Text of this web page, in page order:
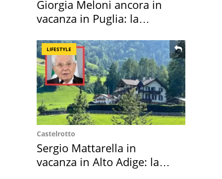
Giorgia Meloni ancora in
vacanza in Puglia: la
LIFESTYLE
Castelrotto
Sergio Mattarella in
vacanza in Alto Adige: la